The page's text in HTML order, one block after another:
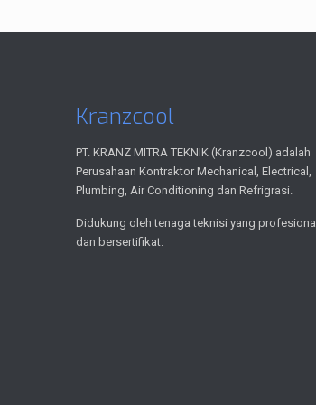
Kranzcool
PT. KRANZ MITRA TEKNIK (Kranzcool) adalah
Perusahaan Kontraktor Mechanical, Electrical,
Plumbing, Air Conditioning dan Refrigrasi.
Didukung oleh tenaga teknisi yang profesional
dan bersertifikat.